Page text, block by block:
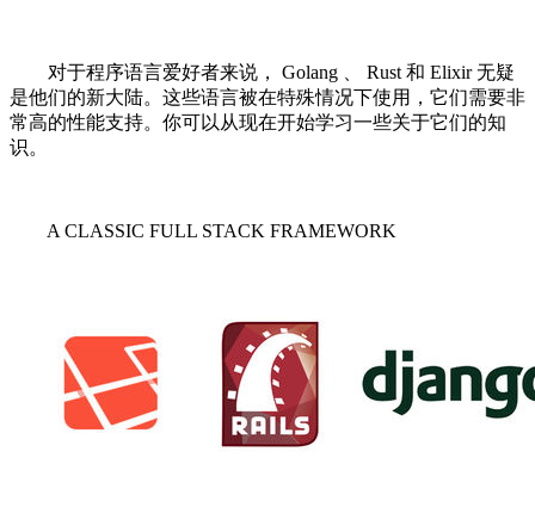
对于程序语言爱好者来说， Golang 、 Rust 和 Elixir 无疑
是他们的新大陆。这些语言被在特殊情况下使用，它们需要非
常高的性能支持。你可以从现在开始学习一些关于它们的知
识。
A CLASSIC FULL STACK FRAMEWORK